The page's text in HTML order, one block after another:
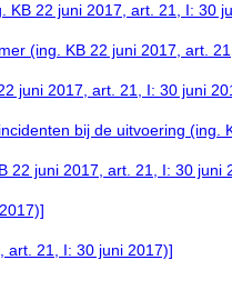
KB 22 juni 2017, art. 21, I: 30
(ing. KB 22 juni 2017, art.
juni 2017, art. 21, I: 30 juni
bij de uitvoering (ing.
22 juni 2017, art. 21, I: 30 juni
art. 21, I: 30 juni 2017)]